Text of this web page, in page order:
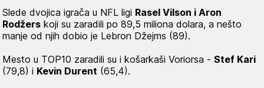
Slede dvojica igrača u NFL ligi Rasel Vilson i Aron
Rodžers koji su zaradili po 89,5 miliona dolara, a nešto
manje od njih dobio je Lebron Džejms (89).
Mesto u TOP10 zaradili su i košarkaši Voriorsa - Stef Kari
(79,8) i Kevin Durent (65,4).